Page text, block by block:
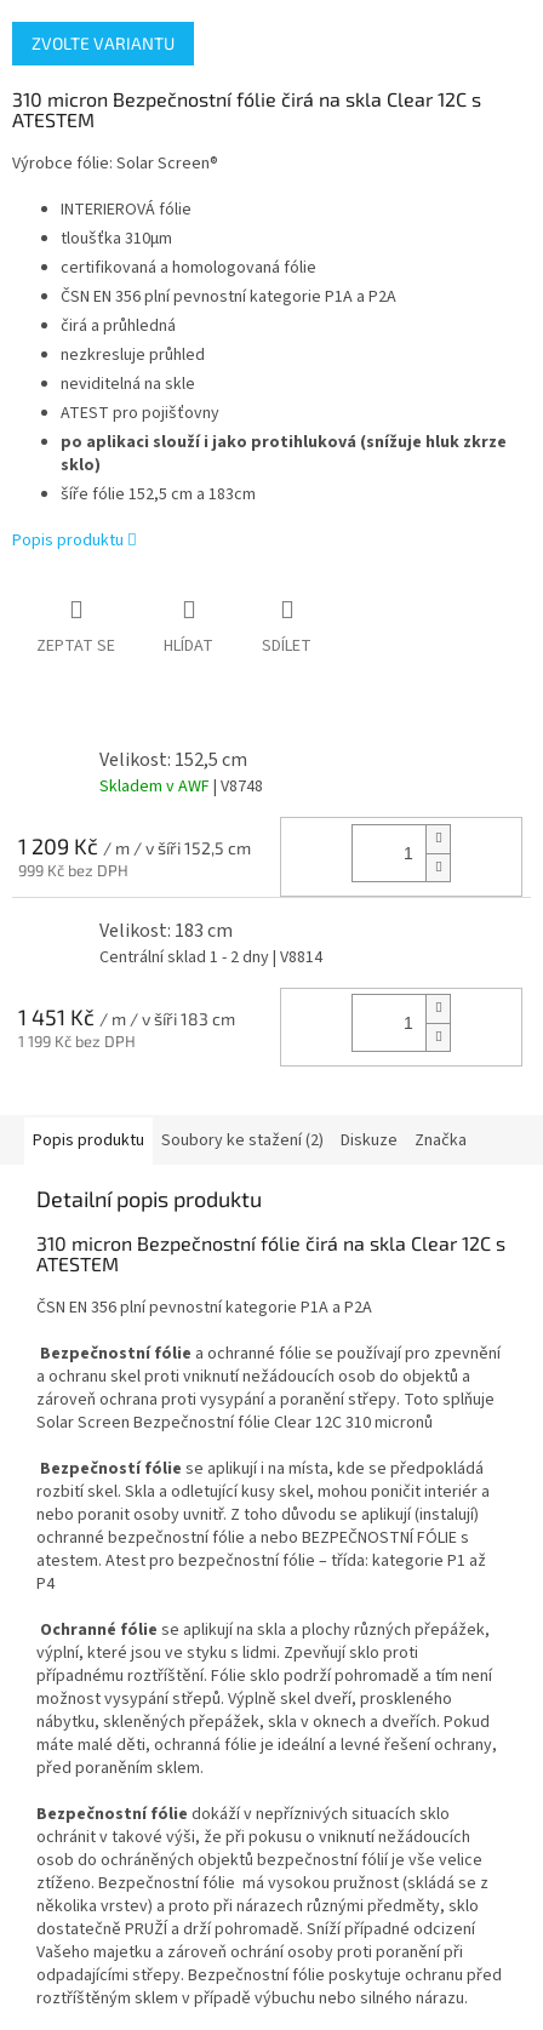
Měrná
cena:
ZVOLTE VARIANTU
310 micron Bezpečnostní fólie čirá na skla Clear 12C s
ATESTEM
Výrobce fólie: Solar Screen®
INTERIEROVÁ fólie
tloušťka 310µm
certifikovaná a homologovaná fólie
ČSN EN 356 plní pevnostní kategorie P1A a P2A
čirá a průhledná
nezkresluje průhled
neviditelná na skle
ATEST pro pojišťovny
po aplikaci slouží i jako protihluková (snížuje hluk zkrze
sklo)
šíře fólie 152,5 cm a 183cm
Popis produktu
ZEPTAT SE HLÍDAT SDÍLET
Velikost: 152,5 cm
Skladem v AWF| V8748
1 209 Kč / m / v šíři 152,5 cm
999 Kč bez DPH
Velikost: 183 cm
Centrální sklad 1 - 2 dny| V8814
1 451 Kč / m / v šíři 183 cm
1 199 Kč bez DPH
Popis produktu Soubory ke stažení (2) Diskuze Značka
Detailní popis produktu
310 micron Bezpečnostní fólie čirá na skla Clear 12C s
ATESTEM
ČSN EN 356 plní pevnostní kategorie P1A a P2A
Bezpečnostní fólie a ochranné fólie se používají pro zpevnění
a ochranu skel proti vniknutí nežádoucích osob do objektů a
zároveň ochrana proti vysypání a poranění střepy. Toto splňuje
Solar Screen Bezpečnostní fólie Clear 12C 310 micronů
Bezpečností fólie se aplikují i na místa, kde se předpokládá
rozbití skel. Skla a odletující kusy skel, mohou poničit interiér a
nebo poranit osoby uvnitř. Z toho důvodu se aplikují (instalují)
ochranné bezpečnostní fólie a nebo BEZPEČNOSTNÍ FÓLIE s
atestem. Atest pro bezpečnostní fólie – třída: kategorie P1 až
P4
Ochranné fólie se aplikují na skla a plochy různých přepážek,
výplní, které jsou ve styku s lidmi. Zpevňují sklo proti
případnému roztříštění. Fólie sklo podrží pohromadě a tím není
možnost vysypání střepů. Výplně skel dveří, proskleného
nábytku, skleněných přepážek, skla v oknech a dveřích. Pokud
máte malé děti, ochranná fólie je ideální a levné řešení ochrany,
před poraněním sklem.
Bezpečnostní fólie dokáží v nepříznivých situacích sklo
ochránit v takové výši, že při pokusu o vniknutí nežádoucích
osob do ochráněných objektů bezpečnostní fólií je vše velice
ztíženo. Bezpečnostní fólie má vysokou pružnost (skládá se z
několika vrstev) a proto při nárazech různými předměty, sklo
dostatečně PRUŽÍ a drží pohromadě. Sníží případné odcizení
Vašeho majetku a zároveň ochrání osoby proti poranění při
odpadajícími střepy. Bezpečnostní fólie poskytuje ochranu před
roztříštěným sklem v případě výbuchu nebo silného nárazu.